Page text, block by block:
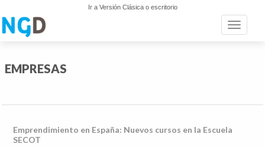
Ir a Versión Clásica o escritorio
Toggle
EMPRESAS
Emprendimiento en España: Nuevos cursos en la Escuela
SECOT